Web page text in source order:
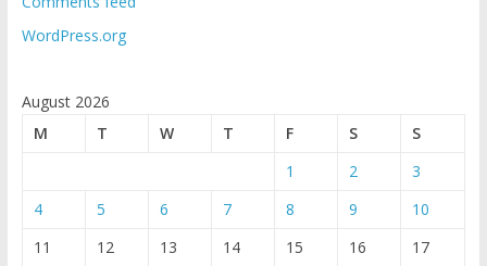
WordPress.org
August 2026
M
T W T F S
S
1
2
3
4
5 6 7 8 9
10
11
12 13 14 15 16 17